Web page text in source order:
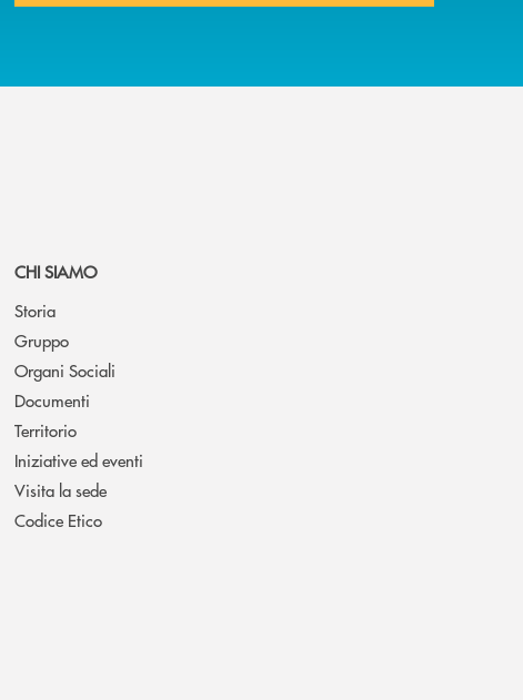
CHI SIAMO
Storia
Gruppo
Organi Sociali
Documenti
Territorio
Iniziative ed eventi
Visita la sede
Codice Etico